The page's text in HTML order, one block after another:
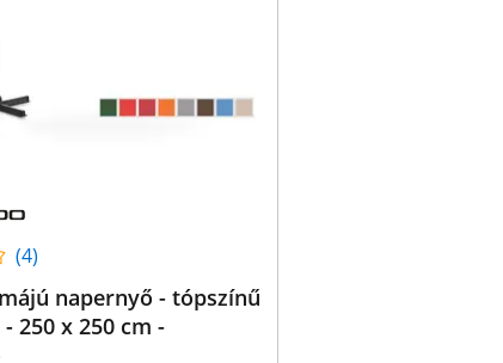
(4)
napernyő - tópszínű
250 x 250 cm -